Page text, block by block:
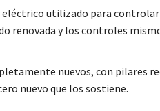
eléctrico utilizado para
renovada y los controles
nuevos, con pilares
nuevo que los sostiene.